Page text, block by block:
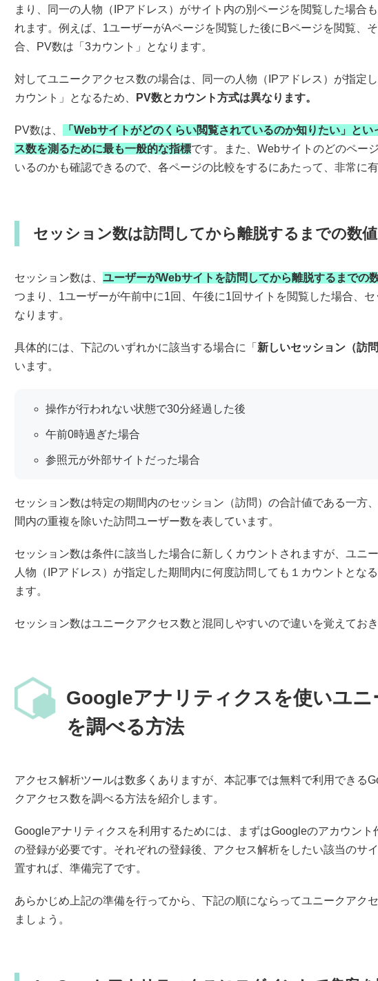
まり、同一の人物（IPアドレス）がサイト内の別ページを閲覧した場合
れます。例えば、1ユーザーがAページを閲覧した後にBページを閲覧、
合、PV数は「3カウント」となります。
対してユニークアクセス数の場合は、同一の人物（IPアドレス）が指定
カウント」となるため、
PV数とカウント方式は異なります。
PV数は、
「Webサイトがどのくらい閲覧されているのか知りたい」と
ス数を測るために最も一般的な指標です。また、Webサイトのどのペー
いるのかも確認できるので、各ページの比較をするにあたって、非常に
セッション数は訪問してから離脱するまでの数
セッション数は、ユーザーがWebサイトを訪問してから離脱するまでの
つまり、1ユーザーが午前中に1回、午後に1回サイトを閲覧した場合、
なります。
具体的には、下記のいずれかに該当する場合に「 新しいセッション（訪
います。
操作が行われない状態で30分経過した後
午前0時過ぎた場合
参照元が外部サイトだった場合
セッション数は特定の期間内のセッション（訪問）の合計値である一方
間内の重複を除いた訪問ユーザー数を表しています。
セッション数は条件に該当した場合に新しくカウントされますが、ユニ
人物（IPアドレス）が指定した期間内に何度訪問しても１カウントとな
ます。
セッション数はユニークアクセス数と混同しやすいので違いを覚えておき
Googleアナリティクスを使いユ
を調べる方法
アクセス解析ツールは数多くありますが、本記事では無料で利用できる
クアクセス数を調べる方法を紹介します。
Googleアナリティクスを利用するためには、まずはGoogleのアカウント
の登録が必要です。それぞれの登録後、アクセス解析をしたい該当のサ
置すれば、準備完了です。
あらかじめ上記の準備を行ってから、下記の順にならってユニークアク
ましょう。